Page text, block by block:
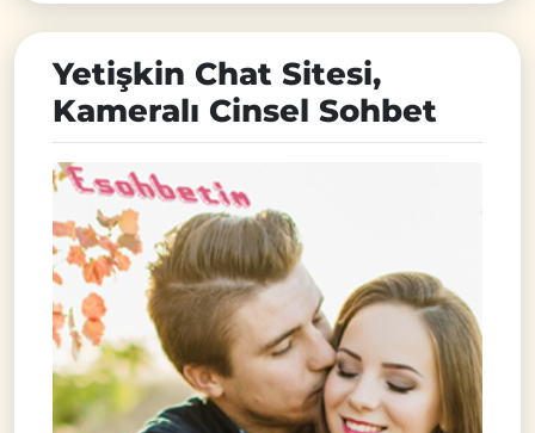
Yetişkin Chat Sitesi,
Kameralı Cinsel Sohbet